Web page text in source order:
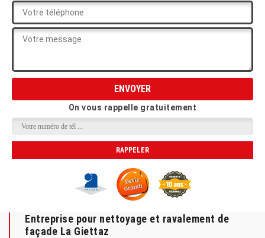
On vous rappelle gratuitement
Entreprise pour nettoyage et ravalement de
façade La Giettaz